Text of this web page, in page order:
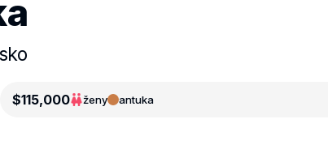
$115,000 ženy antuka